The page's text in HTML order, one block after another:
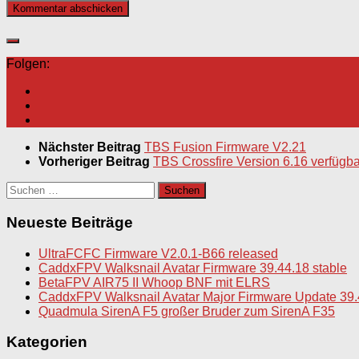
Folgen:
Nächster Beitrag TBS Fusion Firmware V2.21
Vorheriger Beitrag TBS Crossfire Version 6.16
Suchen
nach:
Neueste Beiträge
UltraFCFC Firmware V2.0.1-B66 released
CaddxFPV Walksnail Avatar Firmware 39.44.18 stable
BetaFPV AIR75 II Whoop BNF mit ELRS
CaddxFPV Walksnail Avatar Major Firmware Update
Quadmula SirenA F5 großer Bruder zum SirenA F35
Kategorien